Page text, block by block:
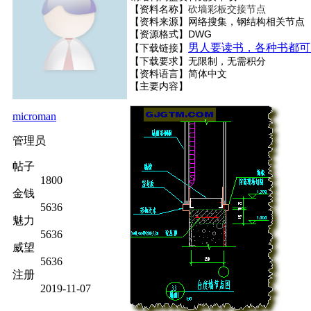
microman
管理员
帖子
1800
金钱
5636
魅力
5636
威望
5636
注册
2019-11-07
【资料名称】 砍墙彩板交接节点
【资料来源】网络搜集，钢结构相关节点
【资源格式】DWG
【下载链接】 男人要读书，各种书都
【下载要求】无限制，无需积分
【资料语言】简体中文
【主要内容】